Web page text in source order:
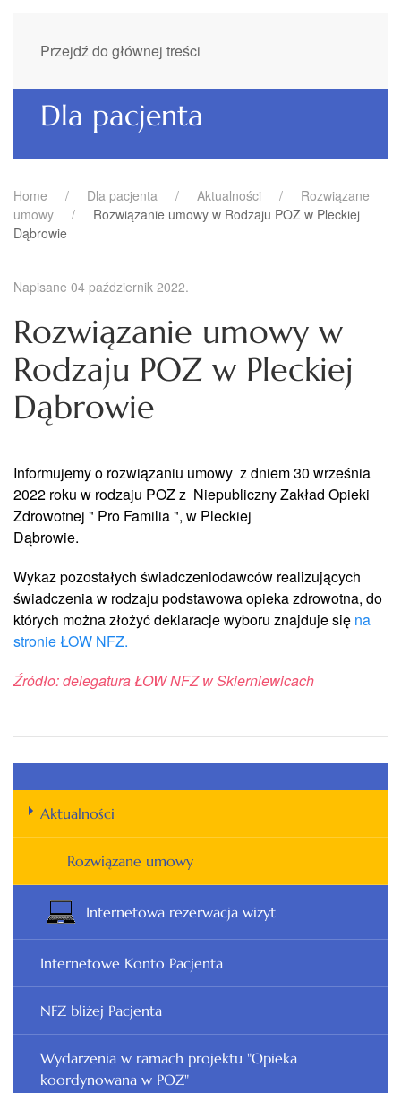
Przejdź do głównej treści
Dla pacjenta
Home Dla pacjenta Aktualności
Rozwiązane
umowy
Rozwiązanie umowy w Rodzaju POZ w Pleckiej
Dąbrowie
Napisane 04 październik 2022.
Rozwiązanie umowy w
Rodzaju POZ w Pleckiej
Dąbrowie
Informujemy o rozwiązaniu umowy z dniem 30 września
2022 roku w rodzaju POZ z Niepubliczny Zakład Opieki
Zdrowotnej " Pro Familia ", w Pleckiej
Dąbrowie.
Wykaz pozostałych świadczeniodawców realizujących
świadczenia w rodzaju podstawowa opieka zdrowotna, do
których można złożyć deklaracje wyboru znajduje się na
stronie ŁOW NFZ.
Źródło: delegatura ŁOW NFZ w Skierniewicach
Aktualności
Rozwiązane umowy
Internetowa rezerwacja wizyt
Internetowe Konto Pacjenta
NFZ bliżej Pacjenta
Wydarzenia w ramach projektu "Opieka
koordynowana w POZ"